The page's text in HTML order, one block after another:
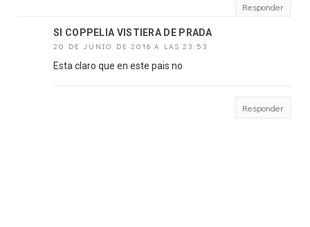
Responder
SI COPPELIA VISTIERA DE PRADA
20 DE JUNIO DE 2016 A LAS 23:53
Esta claro que en este pais no
Responder